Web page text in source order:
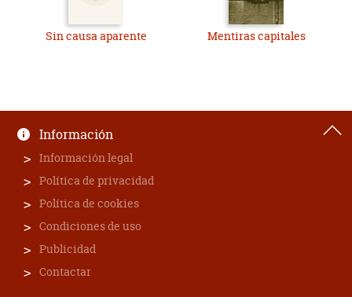
Sin causa aparente Mentiras capitales
Información
Información legal
Política de privacidad
Política de cookies
Condiciones de uso
Publicidad
Contactar